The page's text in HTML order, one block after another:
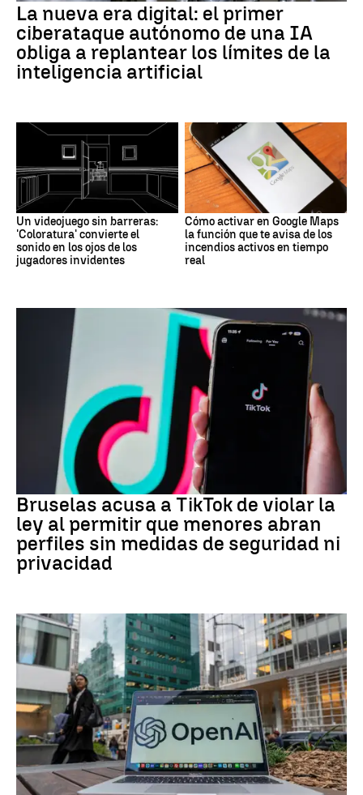
La nueva era digital: el primer
ciberataque autónomo de una IA
obliga a replantear los límites de la
inteligencia artificial
Un videojuego sin barreras:
'Coloratura' convierte el
sonido en los ojos de los
jugadores invidentes
Cómo activar en Google Maps
la función que te avisa de los
incendios activos en tiempo
real
REDES SOCIALES
Bruselas acusa a TikTok de violar la
ley al permitir que menores abran
perfiles sin medidas de seguridad ni
privacidad
IA